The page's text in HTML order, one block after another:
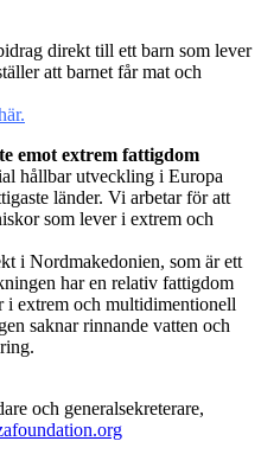
direkt till ett barn som lever
att barnet får mat och
emot extrem fattigdom
hållbar utveckling i Europa
länder. Vi arbetar för att
som lever i extrem och
i Nordmakedonien, som är ett
har en relativ fattigdom
i extrem och multidimentionell
saknar rinnande vatten och
och generalsekreterare,